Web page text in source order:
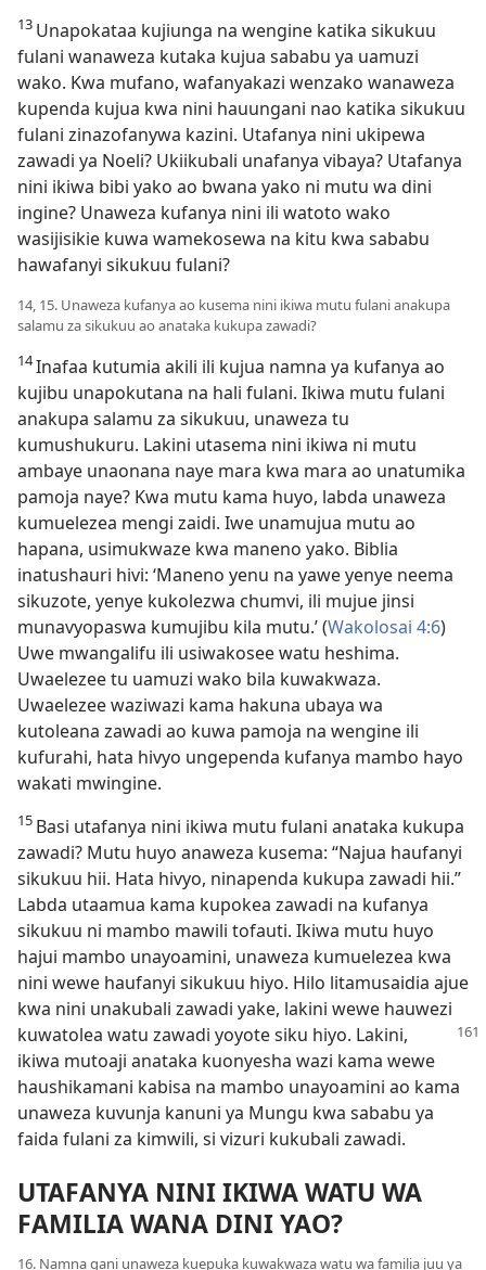
13 Unapokataa kujiunga na wengine katika sikukuu
fulani wanaweza kutaka kujua sababu ya uamuzi
wako. Kwa mufano, wafanyakazi wenzako wanaweza
kupenda kujua kwa nini hauungani nao katika sikukuu
fulani zinazofanywa kazini. Utafanya nini ukipewa
zawadi ya Noeli? Ukiikubali unafanya vibaya? Utafanya
nini ikiwa bibi yako ao bwana yako ni mutu wa dini
ingine? Unaweza kufanya nini ili watoto wako
wasijisikie kuwa wamekosewa na kitu kwa sababu
hawafanyi sikukuu fulani?
14, 15. Unaweza kufanya ao kusema nini ikiwa mutu fulani anakupa
salamu za sikukuu ao anataka kukupa zawadi?
14Inafaa kutumia akili ili kujua namna ya kufanya ao
kujibu unapokutana na hali fulani. Ikiwa mutu fulani
anakupa salamu za sikukuu, unaweza tu
kumushukuru. Lakini utasema nini ikiwa ni mutu
ambaye unaonana naye mara kwa mara ao unatumika
pamoja naye? Kwa mutu kama huyo, labda unaweza
kumuelezea mengi zaidi. Iwe unamujua mutu ao
hapana, usimukwaze kwa maneno yako. Biblia
inatushauri hivi: ‘Maneno yenu na yawe yenye neema
sikuzote, yenye kukolezwa chumvi, ili mujue jinsi
munavyopaswa kumujibu kila mutu.’ (Wakolosai 4:6)
Uwe mwangalifu ili usiwakosee watu heshima.
Uwaelezee tu uamuzi wako bila kuwakwaza.
Uwaelezee waziwazi kama hakuna ubaya wa
kutoleana zawadi ao kuwa pamoja na wengine ili
kufurahi, hata hivyo ungependa kufanya mambo hayo
wakati mwingine.
15 Basi utafanya nini ikiwa mutu fulani anataka kukupa
zawadi? Mutu huyo anaweza kusema: “Najua haufanyi
sikukuu hii. Hata hivyo, ninapenda kukupa zawadi hii.”
Labda utaamua kama kupokea zawadi na kufanya
sikukuu ni mambo mawili tofauti. Ikiwa mutu huyo
hajui mambo unayoamini, unaweza kumuelezea kwa
nini wewe haufanyi sikukuu hiyo. Hilo litamusaidia ajue
kwa nini unakubali zawadi yake, lakini wewe hauwezi
kuwatolea watu zawadi yoyote siku hiyo. Lakini,
ikiwa mutoaji anataka kuonyesha wazi kama wewe
haushikamani kabisa na mambo unayoamini ao kama
unaweza kuvunja kanuni ya Mungu kwa sababu ya
faida fulani za kimwili, si vizuri kukubali zawadi.
UTAFANYA NINI IKIWA WATU WA
FAMILIA WANA DINI YAO?
16. Namna gani unaweza kuepuka kuwakwaza watu wa familia juu ya